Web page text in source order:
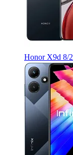
Honor X9d 8/